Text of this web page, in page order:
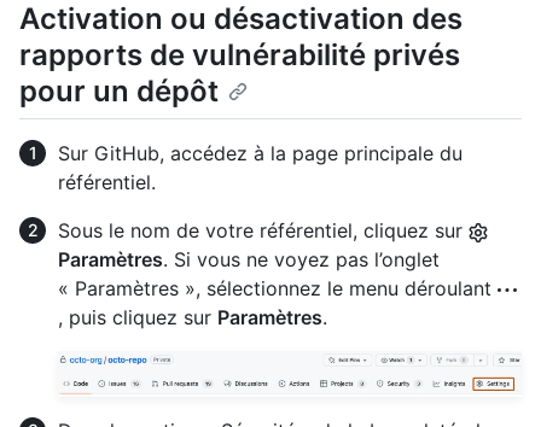
Activation ou désactivation des
rapports de vulnérabilité privés
pour un dépôt
Sur GitHub, accédez à la page principale du
référentiel.
Sous le nom de votre référentiel, cliquez sur
Paramètres. Si vous ne voyez pas l’onglet
« Paramètres », sélectionnez le menu déroulant
, puis cliquez sur Paramètres.